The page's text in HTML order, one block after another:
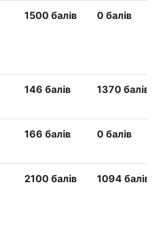
1500 балів 0 балів
146 балів 1370 балів
166 балів 0 балів
2100 балів 1094 балів